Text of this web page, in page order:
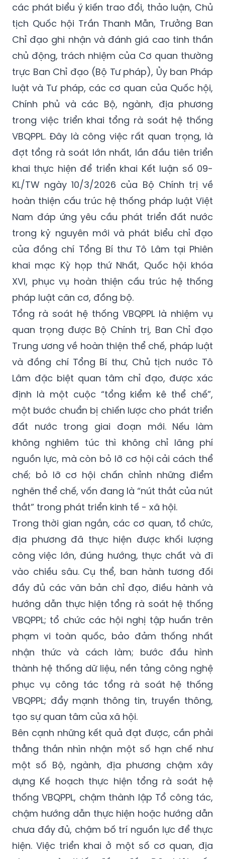
các phát biểu ý kiến trao đổi, thảo luận, Chủ
tịch Quốc hội Trần Thanh Mẫn, Trưởng Ban
Chỉ đạo ghi nhận và đánh giá cao tinh thần
chủ động, trách nhiệm của Cơ quan thường
trực Ban Chỉ đạo (Bộ Tư pháp), Ủy ban Pháp
luật và Tư pháp, các cơ quan của Quốc hội,
Chính phủ và các Bộ, ngành, địa phương
trong việc triển khai tổng rà soát hệ thống
VBQPPL. Đây là công việc rất quan trọng, là
đợt tổng rà soát lớn nhất, lần đầu tiên triển
khai thực hiện để triển khai Kết luận số 09-
KL/TW ngày 10/3/2026 của Bộ Chính trị về
hoàn thiện cấu trúc hệ thống pháp luật Việt
Nam đáp ứng yêu cầu phát triển đất nước
trong kỷ nguyên mới và phát biểu chỉ đạo
của đồng chí Tổng Bí thư Tô Lâm tại Phiên
khai mạc Kỳ họp thứ Nhất, Quốc hội khóa
XVI, phục vụ hoàn thiện cấu trúc hệ thống
pháp luật căn cơ, đồng bộ.
Tổng rà soát hệ thống VBQPPL là nhiệm vụ
quan trọng được Bộ Chính trị, Ban Chỉ đạo
Trung ương về hoàn thiện thể chế, pháp luật
và đồng chí Tổng Bí thư, Chủ tịch nước Tô
Lâm đặc biệt quan tâm chỉ đạo, được xác
định là một cuộc “tổng kiểm kê thể chế”,
một bước chuẩn bị chiến lược cho phát triển
đất nước trong giai đoạn mới. Nếu làm
không nghiêm túc thì không chỉ lãng phí
nguồn lực, mà còn bỏ lỡ cơ hội cải cách thể
chế; bỏ lỡ cơ hội chấn chỉnh những điểm
nghẽn thể chế, vốn đang là “nút thắt của nút
thắt” trong phát triển kinh tế - xã hội.
Trong thời gian ngắn, các cơ quan, tổ chức,
địa phương đã thực hiện được khối lượng
công việc lớn, đúng hướng, thực chất và đi
vào chiều sâu. Cụ thể, ban hành tương đối
đầy đủ các văn bản chỉ đạo, điều hành và
hướng dẫn thực hiện tổng rà soát hệ thống
VBQPPL; tổ chức các hội nghị tập huấn trên
phạm vi toàn quốc, bảo đảm thống nhất
nhận thức và cách làm; bước đầu hình
thành hệ thống dữ liệu, nền tảng công nghệ
phục vụ công tác tổng rà soát hệ thống
VBQPPL; đẩy mạnh thông tin, truyền thông,
tạo sự quan tâm của xã hội.
Bên cạnh những kết quả đạt được, cần phải
thẳng thắn nhìn nhận một số hạn chế như
một số Bộ, ngành, địa phương chậm xây
dựng Kế hoạch thực hiện tổng rà soát hệ
thống VBQPPL, chậm thành lập Tổ công tác,
chậm hướng dẫn thực hiện hoặc hướng dẫn
chưa đầy đủ, chậm bố trí nguồn lực để thực
hiện. Việc triển khai ở một số cơ quan, địa